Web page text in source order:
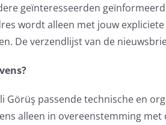
geïnteresseerden
wordt alleen met jouw
De verzendlijst van de
passende technische en
alleen in overeenstemming